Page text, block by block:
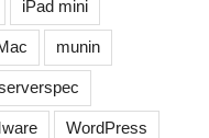
iPad mini
munin
WordPress